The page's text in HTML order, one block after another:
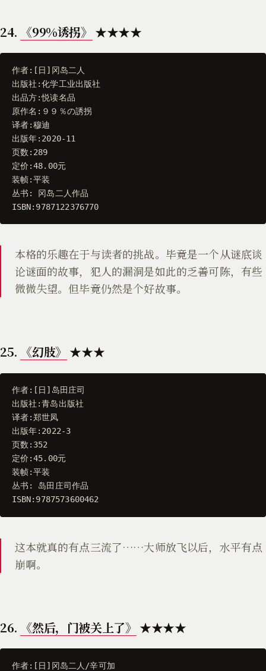
24. 《99%诱拐》 ★★★★
作者:[ 日 ] 冈岛二人
出版社 :化学工业出版社
出品方:悦读名品
原作名 : ９９％の誘拐
译者:穆迪
出版年: 2020-11
页数 : 289
定价 :48.00元
装帧:平装
丛书 :
冈岛二人作品
ISBN: 9787122376770
本格的乐趣在于与读者的挑战。毕竟是一个从谜底谈
论谜面的故事，犯人的漏洞是如此的乏善可陈，有些
微微失望。但毕竟仍然是个好故事。
25. 《幻肢》 ★★★
作者:[ 日 ] 岛田庄司
出版社 :青岛出版社
译者:郑世凤
出版年: 2022-3
页数 : 352
定价 :45.00元
装帧:平装
丛书 :
岛田庄司作品
ISBN: 9787573600462
这本就真的有点三流了……大师放飞以后，水平有点
崩啊。
26. 《然后，门被关上了》 ★★★★
作者:[ 日 ] 冈岛二人 /辛可加